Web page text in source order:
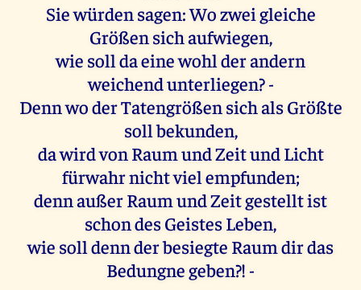
Sie würden sagen: Wo zwei gleiche
Größen sich aufwiegen,
wie soll da eine wohl der andern
weichend unterliegen? -
Denn wo der Tatengrößen sich als Größte
soll bekunden,
da wird von Raum und Zeit und Licht
fürwahr nicht viel empfunden;
denn außer Raum und Zeit gestellt ist
schon des Geistes Leben,
wie soll denn der besiegte Raum dir das
Bedungne geben?! -